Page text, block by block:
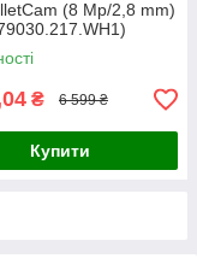
(8 Mp/2,8 mm)
₴ 6 599 ₴
Купити